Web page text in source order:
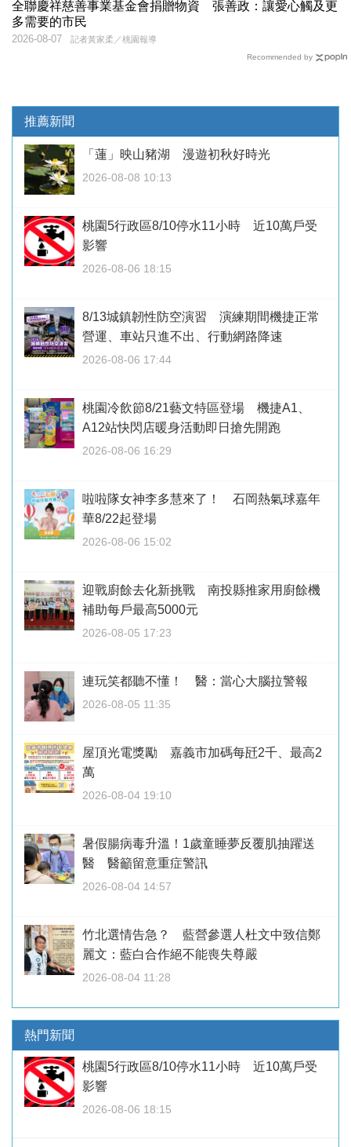
全聯慶祥慈善事業基金會捐贈物資 張善政：讓愛心觸及更
多需要的市民
記者黃家柔／桃園報導
2026-08-07
Recommended by
推薦新聞
「蓮」映山豬湖 漫遊初秋好時光
2026-08-08 10:13
桃園5行政區8/10停水11小時 近10萬戶受
影響
2026-08-06 18:15
8/13城鎮韌性防空演習 演練期間機捷正常
營運、車站只進不出、行動網路降速
2026-08-06 17:44
桃園冷飲節8/21藝文特區登場 機捷A1、
A12站快閃店暖身活動即日搶先開跑
2026-08-06 16:29
啦啦隊女神李多慧來了！ 石岡熱氣球嘉年
華8/22起登場
2026-08-06 15:02
迎戰廚餘去化新挑戰 南投縣推家用廚餘機
補助每戶最高5000元
2026-08-05 17:23
連玩笑都聽不懂！ 醫：當心大腦拉警報
2026-08-05 11:35
屋頂光電獎勵 嘉義市加碼每瓩2千、最高2
萬
2026-08-04 19:10
暑假腸病毒升溫！1歲童睡夢反覆肌抽躍送
醫 醫籲留意重症警訊
2026-08-04 14:57
竹北選情告急？ 藍營參選人杜文中致信鄭
麗文：藍白合作絕不能喪失尊嚴
2026-08-04 11:28
熱門新聞
桃園5行政區8/10停水11小時 近10萬戶受
影響
2026-08-06 18:15